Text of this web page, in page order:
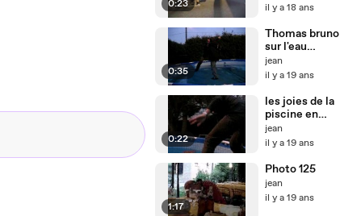
0:23
il y a 18 ans
0:35
Thomas bruno
sur l'eau
piscine
jean
il y a 19 ans
0:22
les joies de la
piscine en
Belgique
jean
il y a 19 ans
1:17
Photo 125
jean
il y a 19 ans